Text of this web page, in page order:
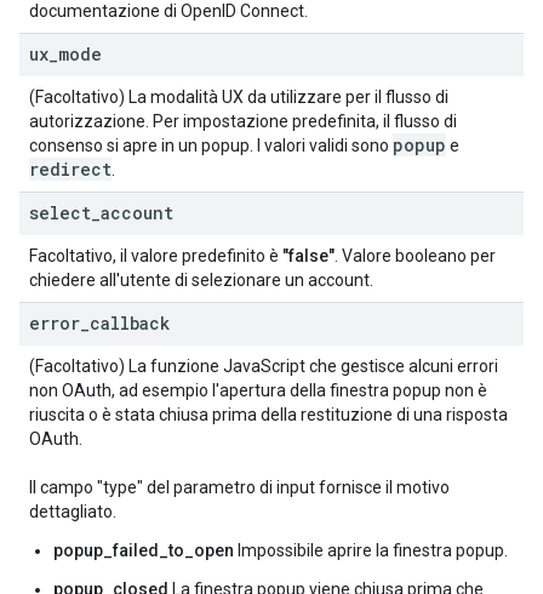
documentazione di OpenID Connect.
ux mode
(Facoltativo) La modalità UX da utilizzare per il flusso di
autorizzazione. Per impostazione predefinita, il flusso di
consenso si apre in un popup. I valori validi sono popup e
redirect
select account
Facoltativo, il valore predefinito è "false" . Valore booleano per
chiedere all'utente di selezionare un account.
error callback
(Facoltativo) La funzione JavaScript che gestisce alcuni errori
non OAuth, ad esempio l'apertura della finestra popup non è
riuscita o è stata chiusa prima della restituzione di una risposta
OAuth.
Il campo "type" del parametro di input fornisce il motivo
dettagliato.
popup_failed_to_open Impossibile aprire la finestra popup.
popup_closed La finestra popup viene chiusa prima che